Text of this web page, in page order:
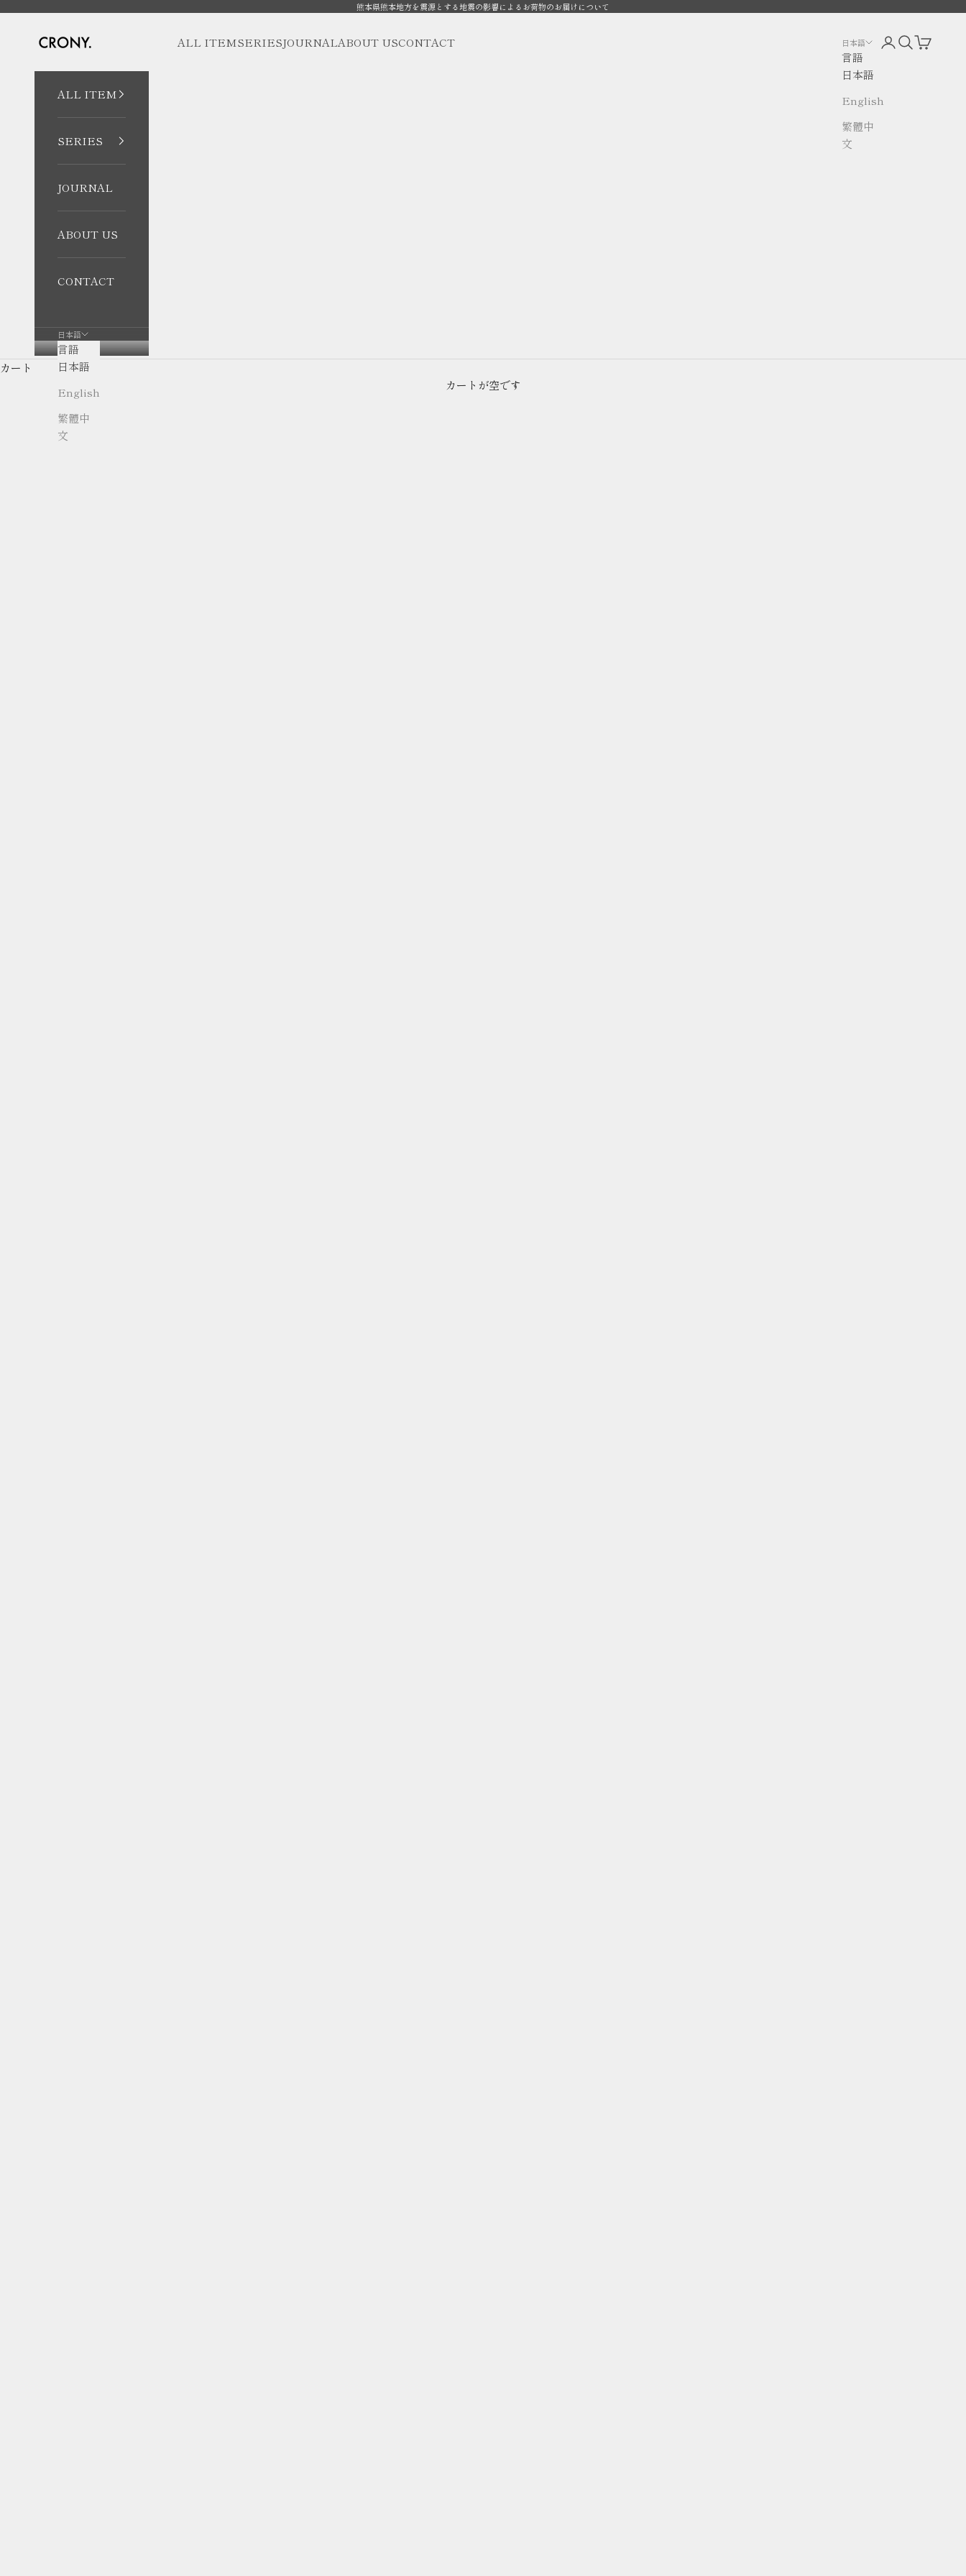
熊本県熊本地方を震源とする地震の影響によるお荷物のお届けについて
CRONY. ONLINE
ALL ITEMSERIESJOURNALABOUT USCONTACT 日本語
言語
日本語
English
繁體中
文
アカウントペー
検索を開く
カートを
ALL ITEM
SERIES
JOURNAL
ABOUT US
CONTACT
日本語
言語
日本語
English
繁體中
文
カート
カートが空です